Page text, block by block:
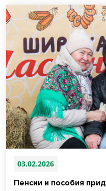
03.02.2026
Пенсии и пособия